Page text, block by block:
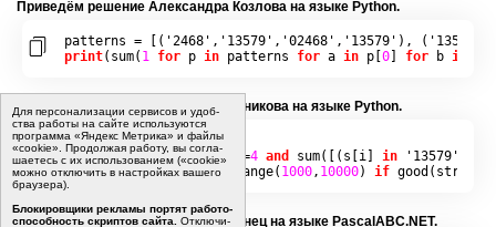
При­ведём ре­ше­ние Алек­сандра Коз­ло­ва на языке Python.
patterns = [( '2468' , '13579' , '02468' , '13579' ), ( '13579'
print( sum( 1 for p in patterns for a in p [0] for b in
При­ведём ре­ше­ние Юрия Кра­силь­ни­ко­ва на языке Python.
def good(s):
return len(set(s))==4 and sum([( s [i ] in '13579'
print(len([n for n in range( 1000 , 10000) if good ( str
При­ведём ре­ше­ние Сер­гея Донец на языке PascalABC.NET.
Для пер­со­на­ли­за­ции сер­ви­сов и удоб­
ства ра­бо­ты на сайте ис­поль­зу­ют­ся
программа «Яндекс Метрика» и файлы
«cookie». Про­дол­жая ра­бо­ту, вы со­гла­
ша­е­тесь с их ис­поль­зо­ва­ни­ем («cookie»
мо­жно от­клю­чить в на­строй­ках ва­ше­го
бра­у­зе­ра).
Бло­ки­ров­щи­ки ре­кла­мы пор­тят ра­бо­то­
спо­соб­ность скрип­тов сайта.
Отклю­чи­